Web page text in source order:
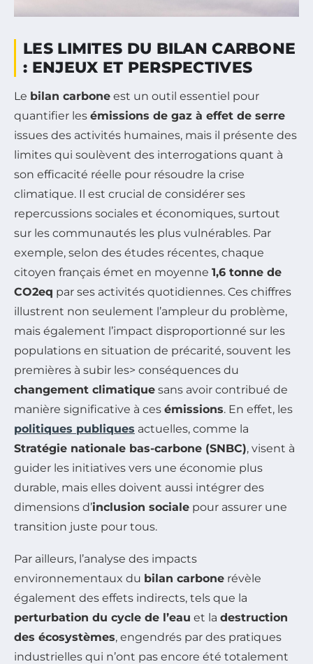
LES LIMITES DU BILAN CARBONE
: ENJEUX ET PERSPECTIVES
Le bilan carbone est un outil essentiel pour
quantifier les émissions de gaz à effet de serre
issues des activités humaines, mais il présente des
limites qui soulèvent des interrogations quant à
son efficacité réelle pour résoudre la crise
climatique. Il est crucial de considérer ses
repercussions sociales et économiques, surtout
sur les communautés les plus vulnérables. Par
exemple, selon des études récentes, chaque
citoyen français émet en moyenne 1,6 tonne de
CO2eq par ses activités quotidiennes. Ces chiffres
illustrent non seulement l’ampleur du problème,
mais également l’impact disproportionné sur les
populations en situation de précarité, souvent les
premières à subir les> conséquences du
changement climatique sans avoir contribué de
manière significative à ces émissions. En effet, les
politiques publiques actuelles, comme la
Stratégie nationale bas-carbone (SNBC), visent à
guider les initiatives vers une économie plus
durable, mais elles doivent aussi intégrer des
dimensions d’inclusion sociale pour assurer une
transition juste pour tous.
Par ailleurs, l’analyse des impacts
environnementaux du bilan carbone révèle
également des effets indirects, tels que la
perturbation du cycle de l’eau et la destruction
des écosystèmes, engendrés par des pratiques
industrielles qui n’ont pas encore été totalement